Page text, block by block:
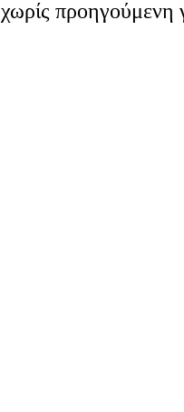
χωρίς προηγούμενη